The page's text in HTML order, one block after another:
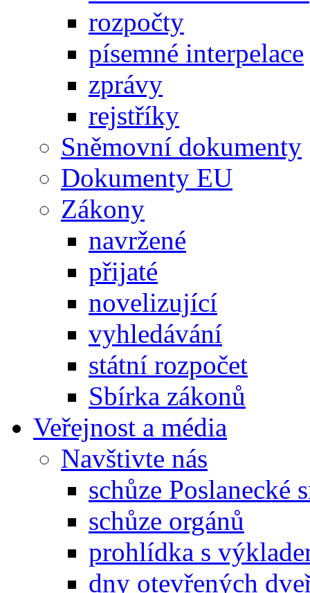
rozpočty
písemné interpelace
zprávy
rejstříky
Sněmovní dokumenty
Dokumenty EU
Zákony
navržené
přijaté
novelizující
vyhledávání
státní rozpočet
Sbírka zákonů
Veřejnost a média
Navštivte nás
schůze Poslanecké
schůze orgánů
prohlídka s
dny otevřených